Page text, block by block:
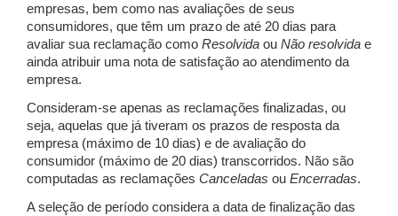
empresas, bem como nas avaliações de seus
consumidores, que têm um prazo de até 20 dias para
avaliar sua reclamação como Resolvida ou Não resolvida e
ainda atribuir uma nota de satisfação ao atendimento da
empresa.
Consideram-se apenas as reclamações finalizadas, ou
seja, aquelas que já tiveram os prazos de resposta da
empresa (máximo de 10 dias) e de avaliação do
consumidor (máximo de 20 dias) transcorridos. Não são
computadas as reclamações Canceladas ou Encerradas.
A seleção de período considera a data de finalização das